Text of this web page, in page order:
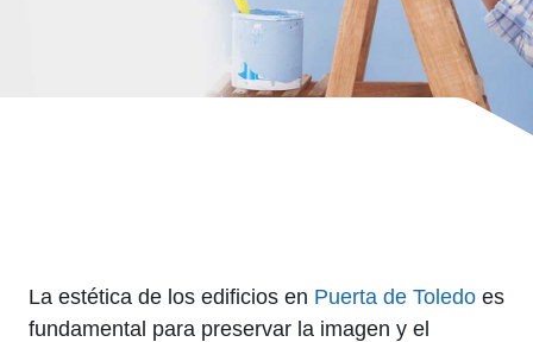
La estética de los edificios en Puerta de Toledo es
fundamental para preservar la imagen y el